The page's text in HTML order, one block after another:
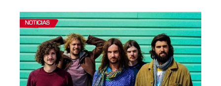
NOTICIAS